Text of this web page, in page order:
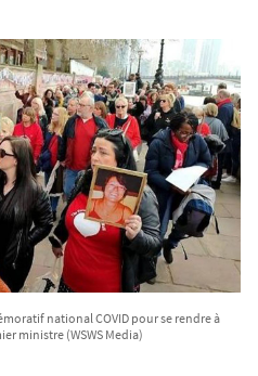
national COVID pour se rendre à
ministre (WSWS Media)